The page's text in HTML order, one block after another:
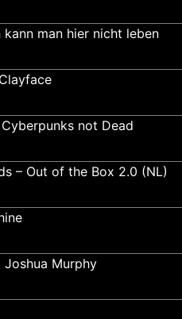
man hier nicht leben
not Dead
– Out of the Box 2.0 (NL)
Murphy